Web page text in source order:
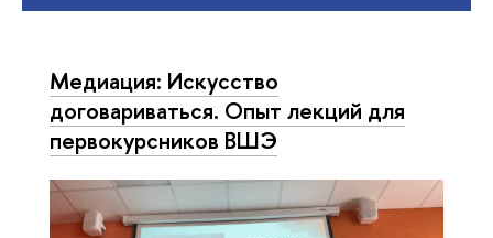
Медиация: Искусство
договариваться. Опыт лекций для
первокурсников ВШЭ